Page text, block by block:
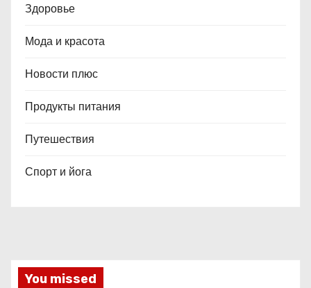
Здоровье
Мода и красота
Новости плюс
Продукты питания
Путешествия
Спорт и йога
You missed